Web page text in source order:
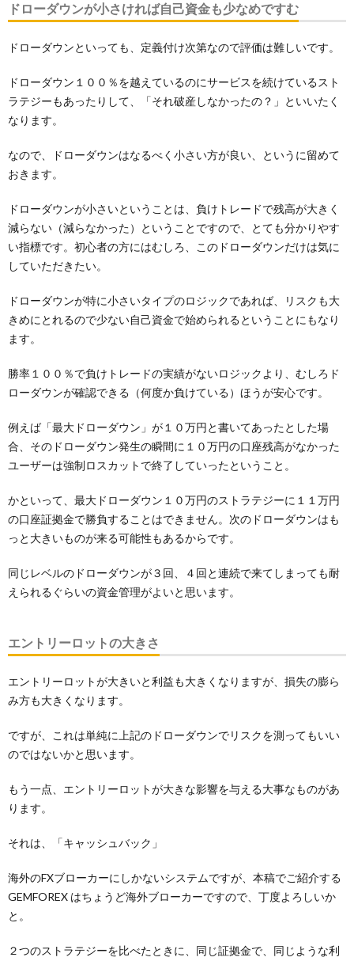
ドローダウンが小さければ自己資金も少なめですむ
ドローダウンといっても、定義付け次第なので評価は難しいです。
ドローダウン１００％を越えているのにサービスを続けているスト
ラテジーもあったりして、「それ破産しなかったの？」といいたく
なります。
なので、ドローダウンはなるべく小さい方が良い、というに留めて
おきます。
ドローダウンが小さいということは、負けトレードで残高が大きく
減らない（減らなかった）ということですので、とても分かりやす
い指標です。初心者の方にはむしろ、このドローダウンだけは気に
していただきたい。
ドローダウンが特に小さいタイプのロジックであれば、リスクも大
きめにとれるので少ない自己資金で始められるということにもなり
ます。
勝率１００％で負けトレードの実績がないロジックより、むしろド
ローダウンが確認できる（何度か負けている）ほうが安心です。
例えば「最大ドローダウン」が１０万円と書いてあったとした場
合、そのドローダウン発生の瞬間に１０万円の口座残高がなかった
ユーザーは強制ロスカットで終了していったということ。
かといって、最大ドローダウン１０万円のストラテジーに１１万円
の口座証拠金で勝負することはできません。次のドローダウンはも
っと大きいものが来る可能性もあるからです。
同じレベルのドローダウンが３回、４回と連続で来てしまっても耐
えられるぐらいの資金管理がよいと思います。
エントリーロットの大きさ
エントリーロットが大きいと利益も大きくなりますが、損失の膨ら
み方も大きくなります。
ですが、これは単純に上記のドローダウンでリスクを測ってもいい
のではないかと思います。
もう一点、エントリーロットが大きな影響を与える大事なものがあ
ります。
それは、「キャッシュバック」
海外のFXブローカーにしかないシステムですが、本稿でご紹介する
GEMFOREX はちょうど海外ブローカーですので、丁度よろしいか
と。
２つのストラテジーを比べたときに、同じ証拠金で、同じような利